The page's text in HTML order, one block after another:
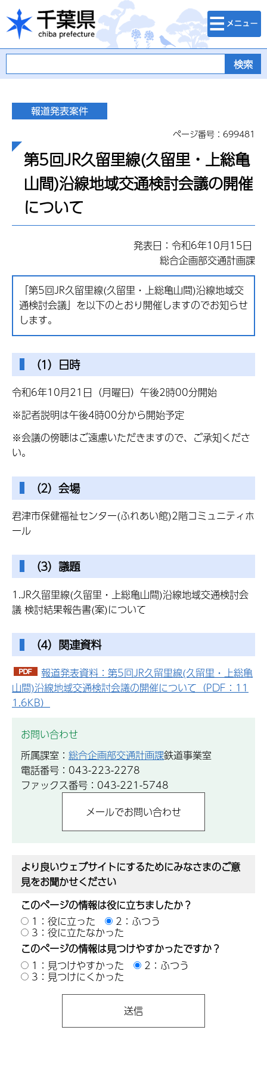
千葉県
検索・メニュ
ー
ページ番号：699481
第5回JR久留里線(久留里・上総亀
山間)沿線地域交通検討会議の開催
について
発表日：令和6年10月15日
総合企画部交通計画課
「第5回JR久留里線(久留里・上総亀山間)沿線地域交
通検討会議」を以下のとおり開催しますのでお知らせ
します。
（1）日時
令和6年10月21日（月曜日）午後2時00分開始
※記者説明は午後4時00分から開始予定
※会議の傍聴はご遠慮いただきますので、ご承知くださ
い。
（2）会場
君津市保健福祉センター(ふれあい館)2階コミュニティホ
ール
（3）議題
1.JR久留里線(久留里・上総亀山間)沿線地域交通検討会
議 検討結果報告書(案)について
（4）関連資料
報道発表資料：第5回JR久留里線(久留里・上総亀
山間)沿線地域交通検討会議の開催について（PDF：11
1.6KB）
お問い合わせ
所属課室： 総合企画部交通計画課鉄道事業室
電話番号：043-223-2278
ファックス番号：043-221-5748
より良いウェブサイトにするためにみなさまのご意
見をお聞かせください
このページの情報は役に立ちましたか？
1：役に立った
2：ふつう
3：役に立たなかった
このページの情報は見つけやすかったですか？
1：見つけやすかった
2：ふつう
3：見つけにくかった